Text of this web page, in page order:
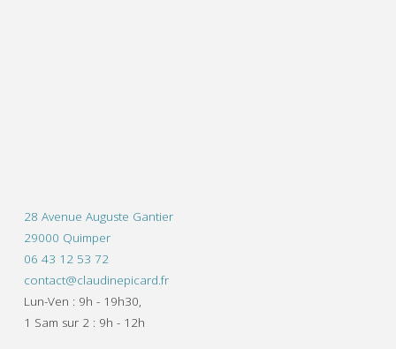
28 Avenue Auguste Gantier
29000 Quimper
06 43 12 53 72
contact@claudinepicard.fr
Lun-Ven : 9h - 19h30,
1 Sam sur 2 : 9h - 12h